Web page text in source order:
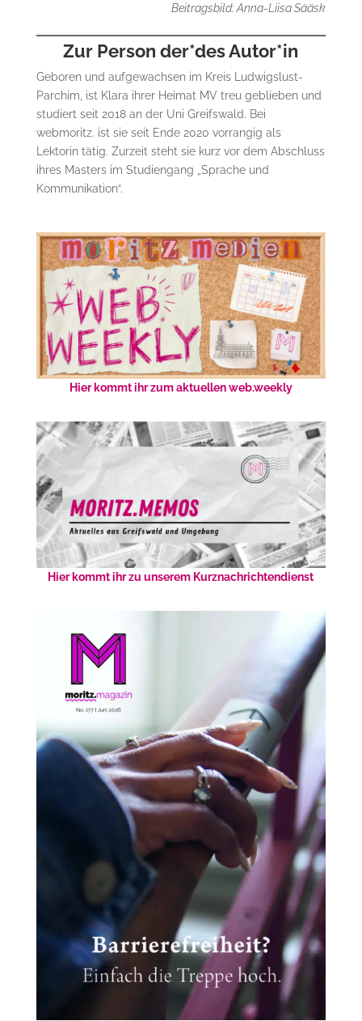
Beitragsbild: Anna-Liisa Sääsk
Zur Person der*des Autor*in
Geboren und aufgewachsen im Kreis Ludwigslust-
Parchim, ist Klara ihrer Heimat MV treu geblieben und
studiert seit 2018 an der Uni Greifswald. Bei
webmoritz. ist sie seit Ende 2020 vorrangig als
Lektorin tätig. Zurzeit steht sie kurz vor dem Abschluss
ihres Masters im Studiengang „Sprache und
Kommunikation“.
Hier kommt ihr zum aktuellen web.weekly
Hier kommt ihr zu unserem Kurznachrichtendienst